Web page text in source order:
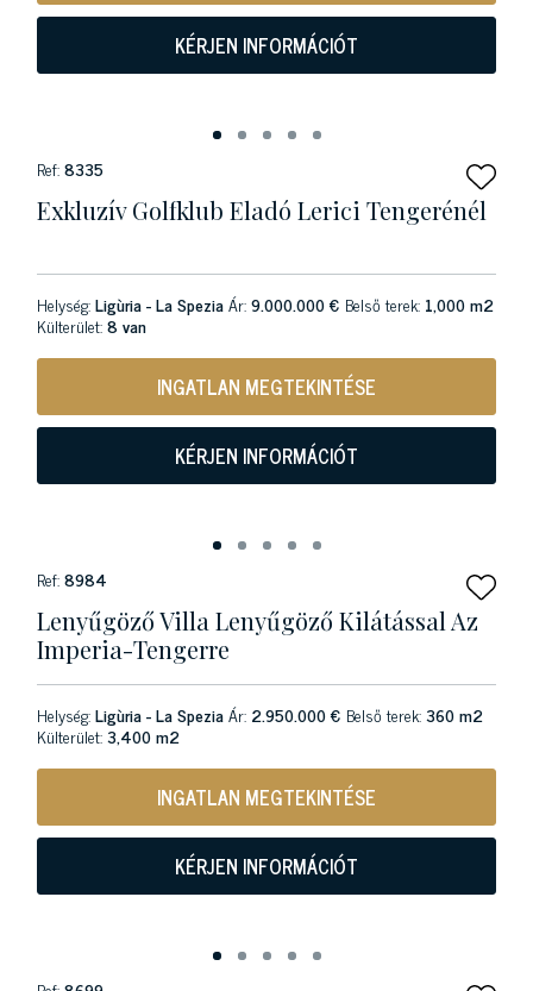
KÉRJEN INFORMÁCIÓT
Ref:8335
Exkluzív Golfklub Eladó Lerici Tengerénél
Helység:Ligùria - La SpeziaÁr:9.000.000 € Belső terek: 1,000 m2
Külterület:8 van
INGATLAN MEGTEKINTÉSE
KÉRJEN INFORMÁCIÓT
Ref:8984
Lenyűgöző Villa Lenyűgöző Kilátással Az
Imperia-Tengerre
Helység:Ligùria - La SpeziaÁr: 2.950.000 € Belső terek:360 m2
Külterület:3,400 m2
INGATLAN MEGTEKINTÉSE
KÉRJEN INFORMÁCIÓT